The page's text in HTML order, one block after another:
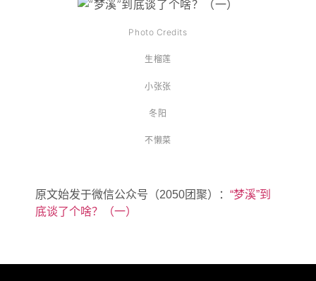
Photo Credits
生榴莲
小张张
冬阳
不懒菜
原文始发于微信公众号（2050团聚）： “梦溪”到
底谈了个啥？（一）